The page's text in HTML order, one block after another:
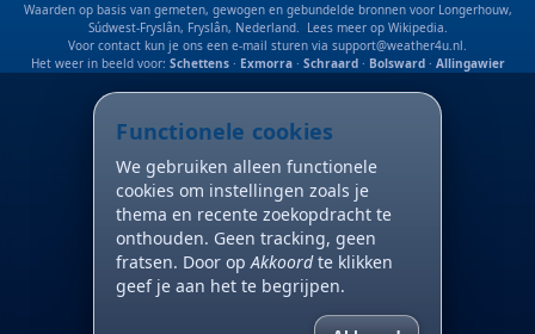
Waarden op basis van gemeten, gewogen en gebundelde bronnen voor Longerhouw,
Súdwest-Fryslân, Fryslân, Nederland. Lees meer op Wikipedia.
Voor contact kun je ons een e-mail sturen via support@weather4u.nl.
Het weer in beeld voor: Schettens· Exmorra· Schraard· Bolsward· Allingawier
Functionele cookies
We gebruiken alleen functionele
cookies om instellingen zoals je
thema en recente zoekopdracht te
onthouden. Geen tracking, geen
fratsen. Door opAkkoordte klikken
geef je aan het te begrijpen.